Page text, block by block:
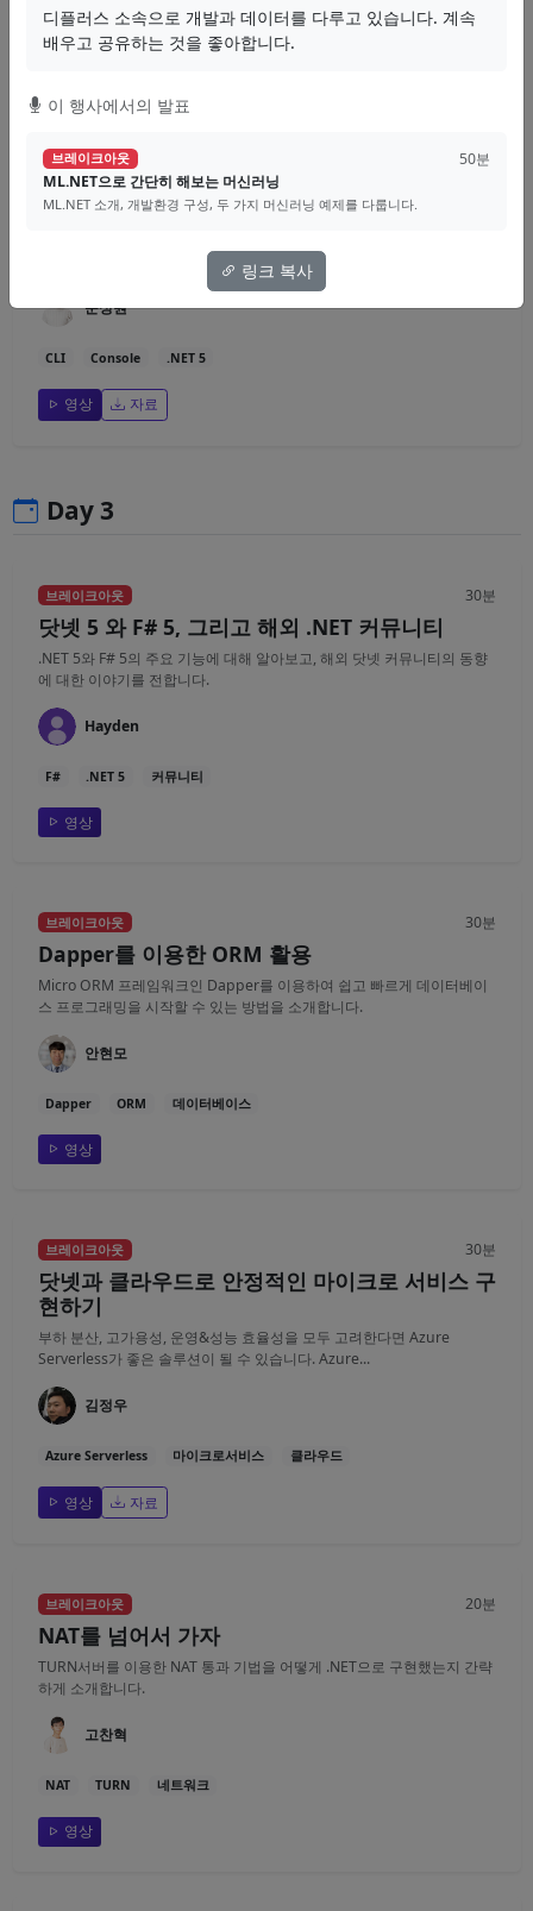
YARP 리버스 프록시 네트워크
브레이크아웃
닷넷 5로 (다시) 만들어보는 CLI 애플리케이션
플리케이션을 작성하는 방법을 살펴봅니다.
문성원
CLI Console .NET 5
영상 자료
Day 3
브레이크아웃 30분
닷넷 5 와 F# 5, 그리고 해외 .NET 커뮤니티
.NET 5와 F# 5의 주요 기능에 대해 알아보고, 해외 닷넷 커뮤니티의 동향
에 대한 이야기를 전합니다.
Hayden
F# .NET 5 커뮤니티
영상
브레이크아웃 30분
Dapper를 이용한 ORM 활용
Micro ORM 프레임워크인 Dapper를 이용하여 쉽고 빠르게 데이터베이
스 프로그래밍을 시작할 수 있는 방법을 소개합니다.
안현모
Dapper ORM 데이터베이스
영상
브레이크아웃 30분
닷넷과 클라우드로 안정적인 마이크로 서비스 구
현하기
부하 분산, 고가용성, 운영&성능 효율성을 모두 고려한다면 Azure
Serverless가 좋은 솔루션이 될 수 있습니다. Azure...
김정우
Azure Serverless 마이크로서비스 클라우드
영상 자료
브레이크아웃 20분
NAT를 넘어서 가자
TURN서버를 이용한 NAT 통과 기법을 어떻게 .NET으로 구현했는지 간략
하게 소개합니다.
고찬혁
NAT TURN 네트워크
영상
디플러스 소속으로 개발과 데이터를 다루고 있습니다. 계속
배우고 공유하는 것을 좋아합니다.
이 행사에서의 발표
브레이크아웃
50분
ML.NET으로 간단히 해보는 머신러닝
ML.NET 소개, 개발환경 구성, 두 가지 머신러닝 예제를 다룹니다.
링크 복사